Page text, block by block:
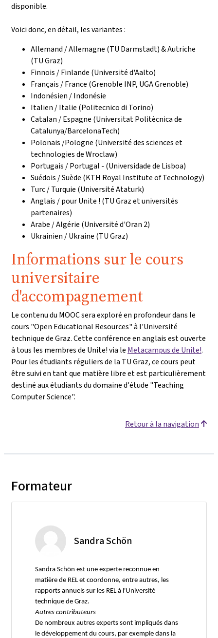
disponible.
Voici donc, en détail, les variantes :
Allemand / Allemagne (TU Darmstadt) & Autriche
(TU Graz)
Finnois / Finlande (Université d'Aalto)
Français / France (Grenoble INP, UGA Grenoble)
Indonésien / Indonésie
Italien / Italie (Politecnico di Torino)
Catalan / Espagne (Universitat Politècnica de
Catalunya/BarcelonaTech)
Polonais /Pologne (Université des sciences et
technologies de Wroclaw)
Portugais / Portugal - (Universidade de Lisboa)
Suédois / Suède (KTH Royal Institute of Technology)
Turc / Turquie (Université Ataturk)
Anglais / pour Unite ! (TU Graz et universités
partenaires)
Arabe / Algérie (Université d'Oran 2)
Ukrainien / Ukraine (TU Graz)
Informations sur le cours
universitaire
d'accompagnement
Le contenu du MOOC sera exploré en profondeur dans le
cours "Open Educational Resources" à l'Université
technique de Graz. Cette conférence en anglais est ouverte
à tous les membres de Unite! via le Metacampus de Unite!.
Pour les étudiants réguliers de la TU Graz, ce cours peut
être suivi en tant que matière libre et est particulièrement
destiné aux étudiants du domaine d'étude "Teaching
Computer Science".
Retour à la navigation
Formateur
Sandra Schön
Sandra Schön est une experte reconnue en
matière de REL et coordonne, entre autres, les
rapports annuels sur les REL à l'Université
technique de Graz.
Autres contributeurs
De nombreux autres experts sont impliqués dans
le développement du cours, par exemple dans la